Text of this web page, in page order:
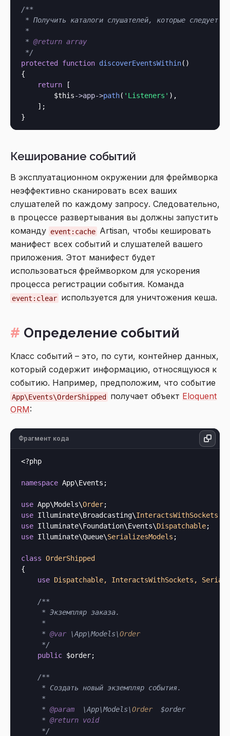
/**
* Получить каталоги слушателей, которые следует
*
* @return array
*/
protected
function discoverEventsWithin()
{
return [
$this->app->path( 'Listeners' ),
    ];
Кеширование событий
В эксплуатационном окружении для фреймворка
неэффективно сканировать всех ваших
слушателей по каждому запросу. Следовательно,
в процессе развертывания вы должны запустить
команду event:cache Artisan, чтобы кешировать
манифест всех событий и слушателей вашего
приложения. Этот манифест будет
использоваться фреймворком для ускорения
процесса регистрации события. Команда
event:clear используется для уничтожения кеша.
Определение событий
Класс событий – это, по сути, контейнер данных,
который содержит информацию, относящуюся к
событию. Например, предположим, что событие
App\Events\OrderShipped получает объект Eloquent
ORM:
Фрагмент кода
<?php
namespace App\Events;
use App\Models\Order
use Illuminate\Broadcasting\InteractsWithSockets
use Illuminate\Foundation\Events\Dispatchable
use Illuminate\Queue\SerializesModels ;
class OrderShipped
{
use Dispatchable, InteractsWithSockets,
/**
     * Экземпляр заказа.
     *
     *
@var \App\Models\Order
     */
public $order;
/**
     * Создать новый экземпляр события.
     *
     *
@param
  \App\Models\
Order
  $order
     *
@return void
     */